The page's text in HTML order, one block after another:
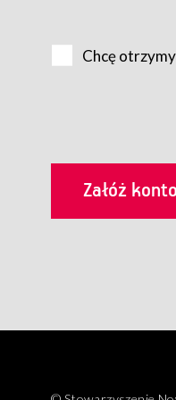
Usługobiorca
utrwalenie i
§ 3
Korzystanie
Chcę